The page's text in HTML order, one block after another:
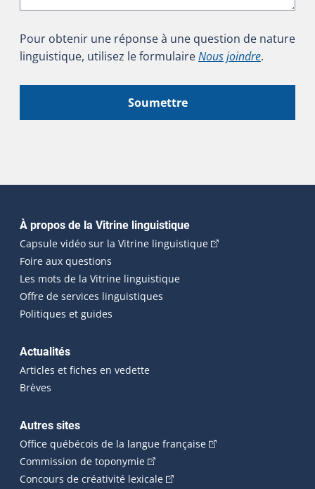
Pour obtenir une réponse à une question de nature
linguistique, utilisez le formulaireNous joindre.
Soumettre
Navigation principale
À propos de la Vitrine linguistique
Capsule vidéo sur la Vitrine linguistique(Cet hyperlien
Foire aux questions
Les mots de la Vitrine linguistique
Offre de services linguistiques
Politiques et guides
Actualités
Articles et fiches en vedette
Brèves
Autres sites
Office québécois de la langue française(Cet hyperlien
Commission de toponymie(Cet hyperlien externe s'ouvrira
Concours de créativité lexicale(Cet hyperlien externe